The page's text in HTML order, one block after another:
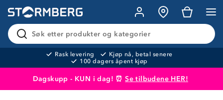
Søk etter produkter og kategorier
Rask levering
Kjøp nå, betal senere
100 dagers åpent kjøp
Dagskupp - KUN i dag! ⏰Se tilbudene HER!